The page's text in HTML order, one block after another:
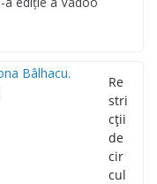
Re
stri
cții
de
cir
cul